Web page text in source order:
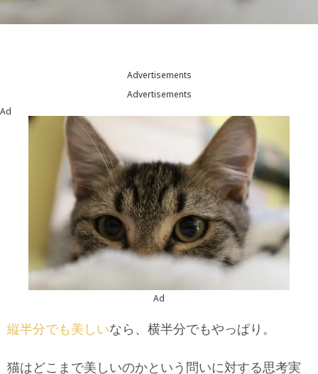
Advertisements
Advertisements
Ad
Ad
縦半分でも美しいなら、横半分でもやっぱり。
猫はどこまで美しいのかという問いに対する思考実